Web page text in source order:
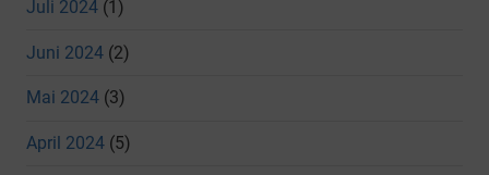
Juli 2024 (1)
Juni 2024 (2)
Mai 2024 (3)
April 2024 (5)